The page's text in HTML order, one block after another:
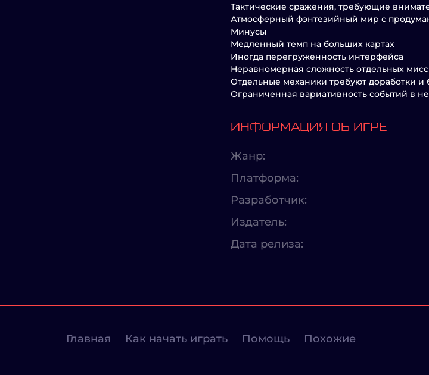
Тактические сражения, требующие
Атмосферный фэнтезийный мир с
Минусы
Медленный темп на больших картах
Иногда перегруженность интерфейса
Неравномерная сложность отдельных
Отдельные механики требуют доработки и
Ограниченная вариативность событий в
ИНФОРМАЦИЯ ОБ ИГРЕ
Жанр:
Платформа:
Разработчик:
Издатель:
Дата релиза:
Главная Как начать играть Помощь Похожие